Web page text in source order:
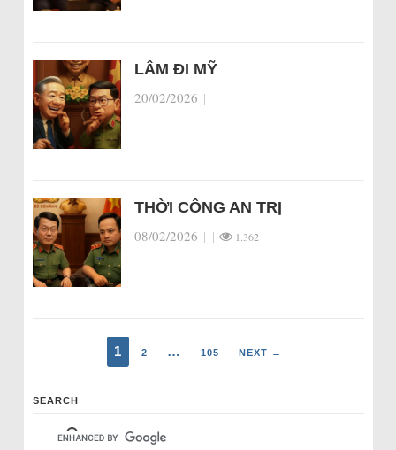
LÂM ĐI MỸ
20/02/2026 |
THỜI CÔNG AN TRỊ
08/02/2026 | | 1.362
1 2 … 105 NEXT →
SEARCH